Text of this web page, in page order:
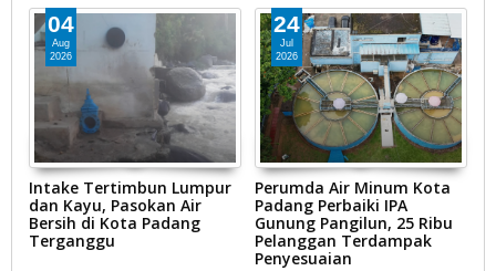
04
Aug
2026
Intake Tertimbun Lumpur
dan Kayu, Pasokan Air
Bersih di Kota Padang
Terganggu
24
Jul
2026
Perumda Air Minum Kota
Padang Perbaiki IPA
Gunung Pangilun, 25 Ribu
Pelanggan Terdampak
Penyesuaian